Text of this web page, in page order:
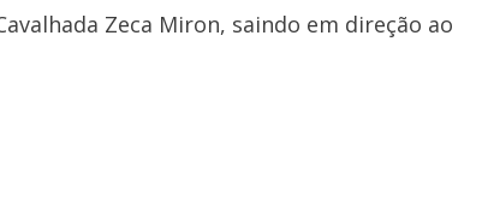
Zeca Miron, saindo em direção ao